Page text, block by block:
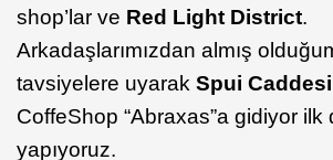
shop’lar ve Red Light District.
Arkadaşlarımızdan almış
tavsiyelere uyarak Spui Caddesi
CoffeShop “Abraxas”a gidiyor ilk
yapıyoruz.